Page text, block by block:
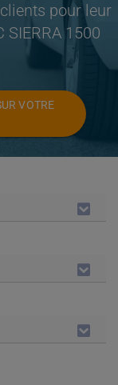
pour leur
1500
VOTRE